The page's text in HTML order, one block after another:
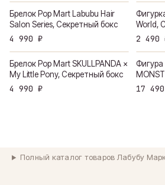
Брелок Pop Mart Labubu Hair
Salon Series, Секретный бокс
4 990 ₽
World,
2 490
Брелок Pop Mart SKULLPANDA ×
My Little Pony, Секретный бокс
4 990 ₽
Фигура
17
Полный каталог товаров Лабубу